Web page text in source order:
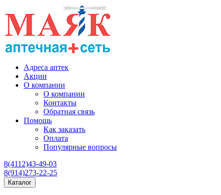
Адреса аптек
Акции
О компании
О компании
Контакты
Обратная связь
Помощь
Как заказать
Оплата
Популярные вопросы
8(4112)43-49-03
8(914)273-22-25
Каталог